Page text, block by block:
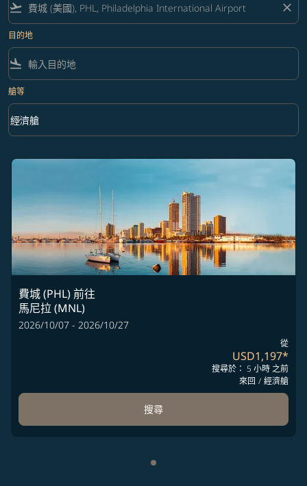
flight_takeoff close
目的地
flight_land
艙等
艙等 option 經濟艙 Selected
經濟艙
keyboard_arrow_down
費城 (PHL)前往
馬尼拉 (MNL)
2026/10/07 - 2026/10/27
從
USD1,197*
搜尋於： 5 小時 之前
來回 / 經濟艙
搜尋
顯示 cmp-pagination-